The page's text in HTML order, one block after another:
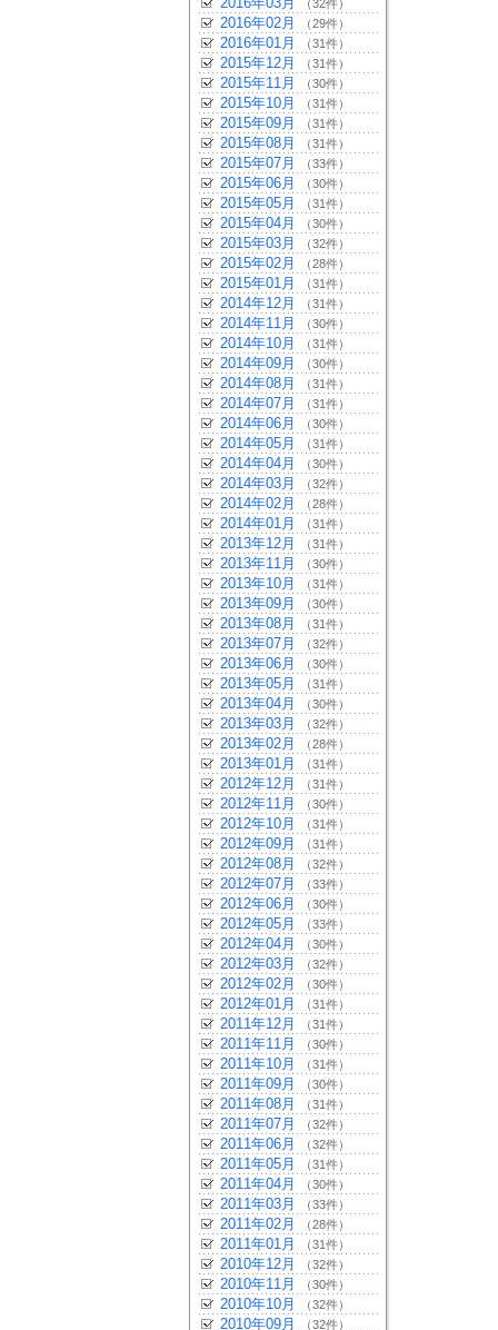
（32件）
2016年02月 （29件）
2016年01月 （31件）
2015年12月 （31件）
2015年11月 （30件）
2015年10月 （31件）
2015年09月 （31件）
2015年08月 （31件）
2015年07月 （33件）
2015年06月 （30件）
2015年05月 （31件）
2015年04月 （30件）
2015年03月 （32件）
2015年02月 （28件）
2015年01月 （31件）
2014年12月 （31件）
2014年11月 （30件）
2014年10月 （31件）
2014年09月 （30件）
2014年08月 （31件）
2014年07月 （31件）
2014年06月 （30件）
2014年05月 （31件）
2014年04月 （30件）
2014年03月 （32件）
2014年02月 （28件）
2014年01月 （31件）
2013年12月 （31件）
2013年11月 （30件）
2013年10月 （31件）
2013年09月 （30件）
2013年08月 （31件）
2013年07月 （32件）
2013年06月 （30件）
2013年05月 （31件）
2013年04月 （30件）
2013年03月 （32件）
2013年02月 （28件）
2013年01月 （31件）
2012年12月 （31件）
2012年11月 （30件）
2012年10月 （31件）
2012年09月 （31件）
2012年08月 （32件）
2012年07月 （33件）
2012年06月 （30件）
2012年05月 （33件）
2012年04月 （30件）
2012年03月 （32件）
2012年02月 （30件）
2012年01月 （31件）
2011年12月 （31件）
2011年11月 （30件）
2011年10月 （31件）
2011年09月 （30件）
2011年08月 （31件）
2011年07月 （32件）
2011年06月 （32件）
2011年05月 （31件）
2011年04月 （30件）
2011年03月 （33件）
2011年02月 （28件）
2011年01月 （31件）
2010年12月 （32件）
2010年11月 （30件）
2010年10月 （32件）
2010年09月 （32件）